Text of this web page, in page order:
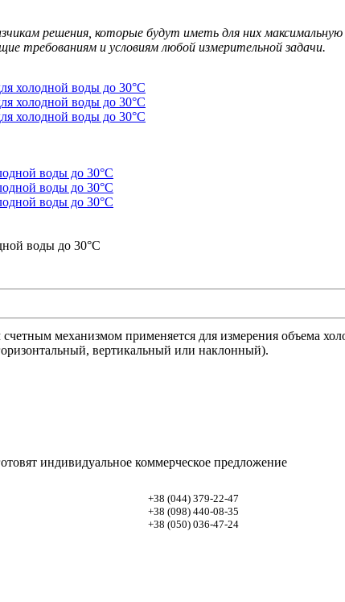
решения, которые будут иметь для них
требованиям и условиям любой измерительной задачи.
воды до 30°C
механизмом применяется для измерения объема
вертикальный или наклонный).
индивидуальное коммерческое предложение
+38 (044)379-22-47
+38 (098)440-08-35
+38 (050)036-47-24